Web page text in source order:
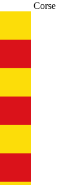
Corse